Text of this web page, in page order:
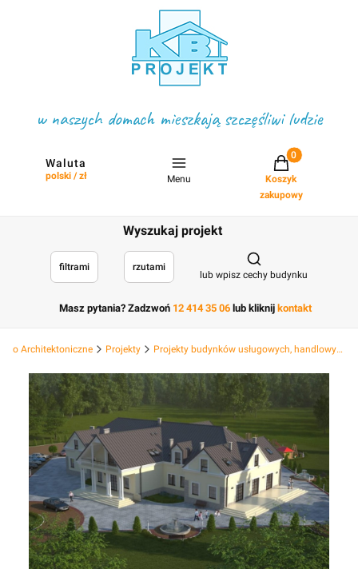
w naszych domach mieszkają szczęśliwi ludzie
Waluta
polski / zł Menu
Projekty w
Koszyk
zakupowy
Wyszukaj projekt
filtrami rzutami
Otwórz
lub wpisz cechy budynku
Masz pytania? Zadzwoń 12 414 35 06 lub kliknij kontakt
Architektoniczne Projekty Projekty budynków usługowych, handlowych hotelowych, deweloperskich i hal